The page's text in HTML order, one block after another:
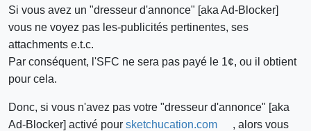
Si vous avez un "dresseur d'annonce" [aka Ad-Blocker]
vous ne voyez pas les-publicités pertinentes, ses
attachments e.t.c.
Par conséquent, l'SFC ne sera pas payé le 1¢, ou il obtient
pour cela.
Donc, si vous n'avez pas votre "dresseur d'annonce" [aka
Ad-Blocker] activé pour sketchucation.com
, alors vous